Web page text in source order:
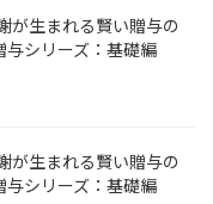
が生まれる賢い贈与の
シリーズ：基礎編
が生まれる賢い贈与の
シリーズ：基礎編